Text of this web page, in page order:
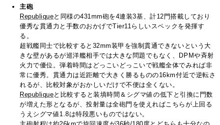
主砲
Republiqueと同様の431mm砲を4連装3基、計12門搭載しており
優秀な貫通力と手数のおかげでTier11らしいスペックを発揮す
る。
超戦艦同士で比較すると32mm装甲を強制貫通できないという大
きな壁があるが巡洋艦相手では大きな問題でもなく、DPMや斉射
火力で優位。弾着時間はどっこいどっこいで戦艦全体でみれば非
常に優秀。貫通力は近距離で大きく勝るものの16km付近で逆転さ
れるが、比較対象がおかしいだけで不便は全くない。
Republiqueと比較すると装填時間＆シグマ値の低下と引換に門数
が増えた形となるが、投射量は全砲門を使えればこちらが上回る
うえシグマ値1.8は特段悪いものではない。